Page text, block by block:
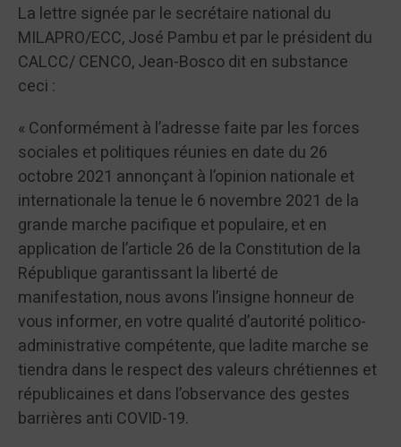
La lettre signée par le secrétaire national du
MILAPRO/ECC, José Pambu et par le président du
CALCC/ CENCO, Jean-Bosco dit en substance
ceci :
« Conformément à l’adresse faite par les forces
sociales et politiques réunies en date du 26
octobre 2021 annonçant à l’opinion nationale et
internationale la tenue le 6 novembre 2021 de la
grande marche pacifique et populaire, et en
application de l’article 26 de la Constitution de la
République garantissant la liberté de
manifestation, nous avons l’insigne honneur de
vous informer, en votre qualité d’autorité politico-
administrative compétente, que ladite marche se
tiendra dans le respect des valeurs chrétiennes et
républicaines et dans l’observance des gestes
barrières anti COVID-19.